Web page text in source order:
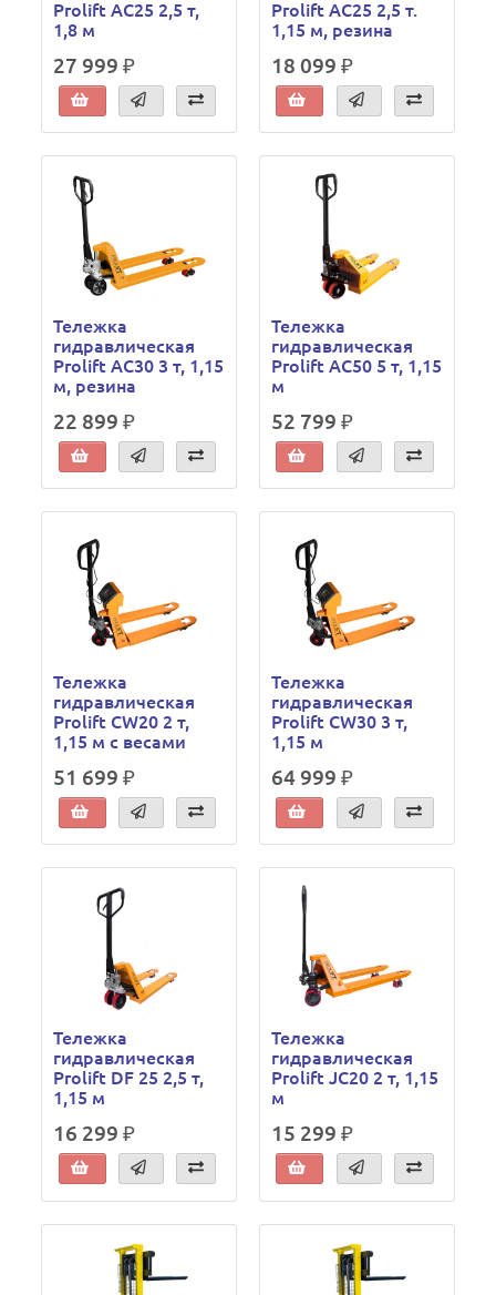
Prolift AC25 2,5 т,
1,8 м
27 999 ₽
Prolift AC25 2,5 т.
1,15 м, резина
18 099 ₽
Тележка
гидравлическая
Prolift AC30 3 т, 1,15
м, резина
22 899 ₽
Тележка
гидравлическая
Prolift AC50 5 т, 1,15
м
52 799 ₽
Тележка
гидравлическая
Prolift CW20 2 т,
1,15 м с весами
51 699 ₽
Тележка
гидравлическая
Prolift CW30 3 т,
1,15 м
64 999 ₽
Тележка
гидравлическая
Prolift DF 25 2,5 т,
1,15 м
16 299 ₽
Тележка
гидравлическая
Prolift JC20 2 т, 1,15
м
15 299 ₽